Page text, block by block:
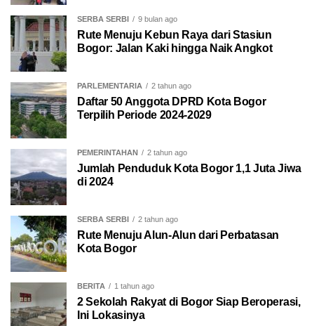
SERBA SERBI 9 bulan ago
Rute Menuju Kebun Raya dari Stasiun
Bogor: Jalan Kaki hingga Naik Angkot
PARLEMENTARIA 2 tahun ago
Daftar 50 Anggota DPRD Kota Bogor
Terpilih Periode 2024-2029
PEMERINTAHAN 2 tahun ago
Jumlah Penduduk Kota Bogor 1,1 Juta Jiwa
di 2024
SERBA SERBI 2 tahun ago
Rute Menuju Alun-Alun dari Perbatasan
Kota Bogor
BERITA 1 tahun ago
2 Sekolah Rakyat di Bogor Siap Beroperasi,
Ini Lokasinya